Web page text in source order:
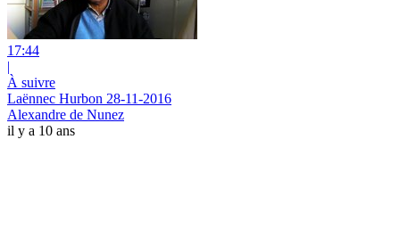
17:44
|
À suivre
Laënnec Hurbon 28-11-2016
Alexandre de Nunez
il y a 10 ans